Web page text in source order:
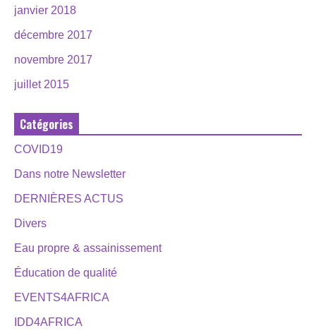
janvier 2018
décembre 2017
novembre 2017
juillet 2015
Catégories
COVID19
Dans notre Newsletter
DERNIÈRES ACTUS
Divers
Eau propre & assainissement
Éducation de qualité
EVENTS4AFRICA
IDD4AFRICA